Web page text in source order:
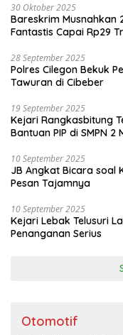
30 Oktober 2025
Bareskrim Musnahkan
Fantastis Capai Rp29
28 September 2025
Polres Cilegon Bekuk
Tawuran di Cibeber
19 September 2025
Kejari Rangkasbitung
Bantuan PIP di SMPN 2
10 September 2025
JB Angkat Bicara soal
Pesan Tajamnya
10 September 2025
Kejari Lebak Telusuri
Penanganan Serius
Otomotif